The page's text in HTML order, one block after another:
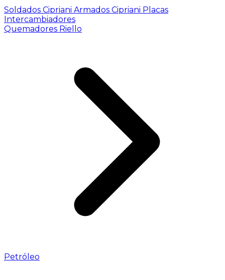
Soldados Cipriani Armados Cipriani Placas
Intercambiadores
Quemadores Riello
Petróleo